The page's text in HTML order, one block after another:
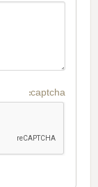
captcha: